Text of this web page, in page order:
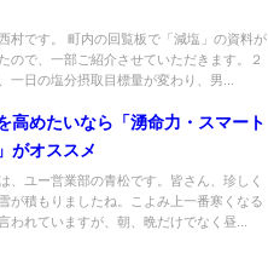
村です。 町内の回覧板で「減塩」の資料が
ので、一部ご紹介させていただきます。２
一日の塩分摂取目標量が変わり、男...
高めたいなら「湧命力・スマート
がオススメ
、ユー営業部の青松です。皆さん、珍しく
が積もりましたね。こよみ上一番寒くなる
われていますが、朝、晩だけでなく昼...